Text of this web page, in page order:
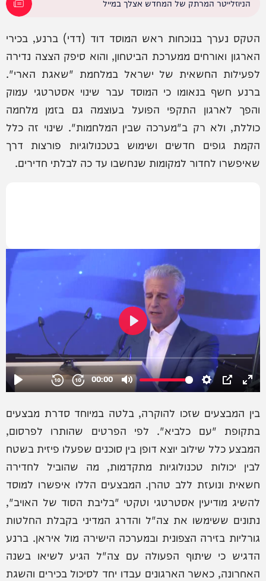
הניוזלייטר המרתק של המחדש אצלך במייל
הטקס נערך בנוכחות ראש המוסד דוד (דדי) ברנע, בכירי
הארגון ואורחים ממערכת הביטחון, והוא סיפק הצצה נדירה
לפעילות החשאית של ישראל במלחמת "שאגת הארי".
ברנע חשף בנאומו כי המוסד עבר שינוי אסטרטגי עמוק
והפך לארגון התקפי הפועל בעוצמה גם בזמן מלחמה
כוללת, ולא רק ב"מערכה שבין המלחמות". שינוי זה כלל
הקמת גופים חדשים ושימוש בטכנולוגיות פורצות דרך
שאיפשרו לחדור למקומות שנחשבו עד כה לבלתי חדירים.
בין המבצעים שזכו להוקרה, בלטה במיוחד סדרת מבצעים
בתקופת "עם כלביא". לפי הפרטים שהותרו לפרסום,
המבצע כלל שילוב יוצא דופן בין סוכנים שפעלו פיזית בשטח
לבין יכולות טכנולוגיות מתקדמות, מה שהוביל לחדירה
חשאית ונועזת ללב טהרן. המבצעים הללו איפשרו למוסד
להשיג מודיעין אסטרטגי וטקטי "בליבת הסוד של האויב",
נתונים ששימשו את צה"ל והדרג המדיני בקבלת החלטות
גורליות בזירה הצפונית ובמערכה הישירה מול איראן. ברנע
הדגיש כי שיתוף הפעולה עם צה"ל הגיע לשיאו בשנה
האחרונה, כאשר הארגונים עבדו יחד לסיכול בכירים והשגת